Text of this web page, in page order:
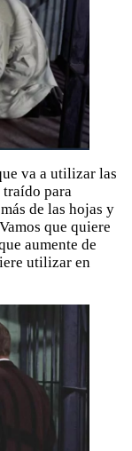
va a utilizar las
traído para
de las hojas y
que quiere
aumente de
utilizar en